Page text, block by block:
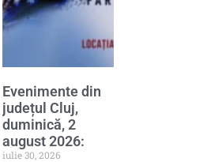
Evenimente din
județul Cluj,
duminică, 2
august 2026:
iulie 30, 2026